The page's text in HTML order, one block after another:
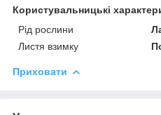
Користувальницькі
Рід рослини
Листя взимку
Приховати